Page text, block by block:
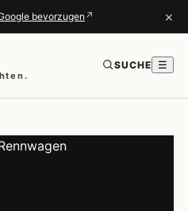
bevorzugen ↗ ×
SUCHE ☰